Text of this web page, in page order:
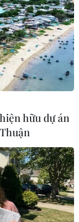
của Liên
đang cạn
nguồn cung
chăm sóc
sụp đổ.
“Chúng tôi
đạo để những
có thể đến
đã
an toàn để
khác
Vietnam)
hữu dự án